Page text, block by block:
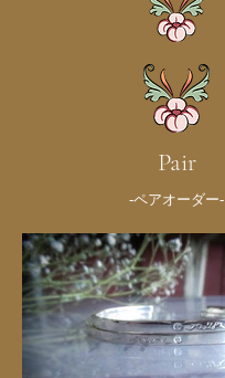
Pair
-ペアオーダー-